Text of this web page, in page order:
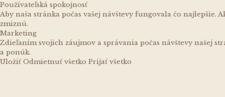
Používateľská spokojnosť
Aby naša stránka počas vašej návštevy fungovala čo
zmiznú.
Marketing
Zdieľaním svojich záujmov a správania počas návštevy našej
a ponúk.
Uložiť Odmietnuť všetko Prijať všetko